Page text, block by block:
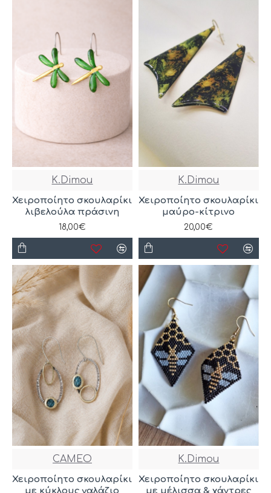
K.Dimou
Χειροποίητο σκουλαρίκι
λιβελούλα πράσινη
18,00€
K.Dimou
Χειροποίητο σκουλαρίκι
μαύρο-κίτρινο
20,00€
CAMEO
Χειροποίητο σκουλαρίκι
με κύκλους γαλάζιο
K.Dimou
Χειροποίητο σκουλαρίκι
με μέλισσα & χάντρες